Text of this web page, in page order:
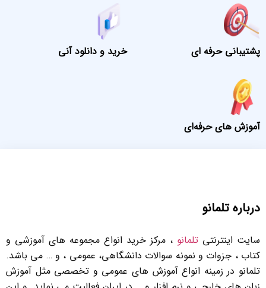
پشتیبانی حرفه ای خرید و دانلود آنی
آموزش های حرفه‌ای
درباره تلمانو
سایت اینترنتی تلمانو ، مرکز خرید انواع مجموعه های آموزشی و
کتاب ، جزوات و نمونه سوالات دانشگاهی، عمومی ، و … می باشد.
تلمانو در زمینه انواع آموزش های عمومی و تخصصی مثل آموزش